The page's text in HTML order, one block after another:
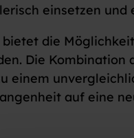
einsetzen
die
Die
einem
auf eine